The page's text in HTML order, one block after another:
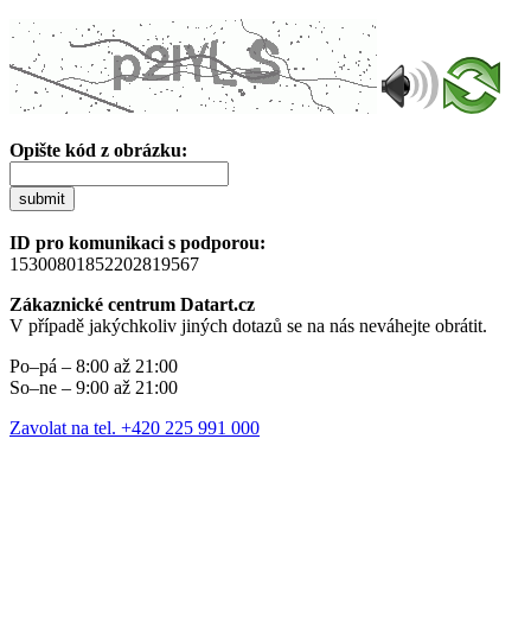
Opište kód z obrázku:
submit
ID pro komunikaci s podporou:
15300801852202819567
Zákaznické centrum Datart.cz
V případě jakýchkoliv jiných dotazů se na nás neváhejte obrátit.
Po–pá – 8:00 až 21:00
So–ne – 9:00 až 21:00
Zavolat na tel. +420 225 991 000